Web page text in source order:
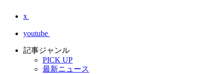
x
youtube
記事ジャンル
PICK UP
最新ニュース